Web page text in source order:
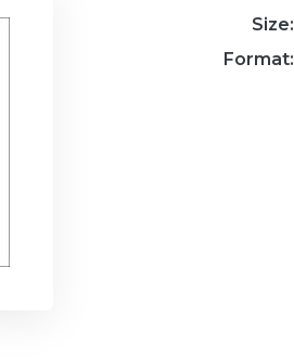
Size:
Format: